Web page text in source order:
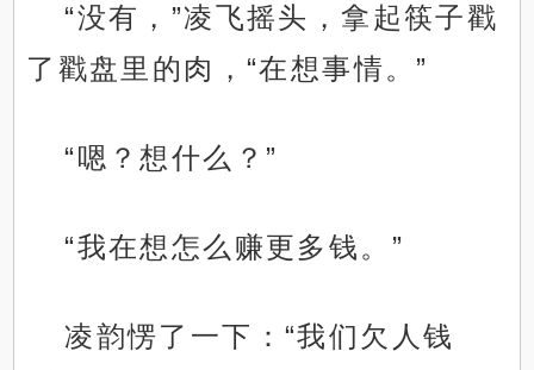
“没有，”凌飞摇头，拿起筷子戳
了戳盘里的肉，“在想事情。”
“嗯？想什么？”
“我在想怎么赚更多钱。”
凌韵愣了一下：“我们欠人钱